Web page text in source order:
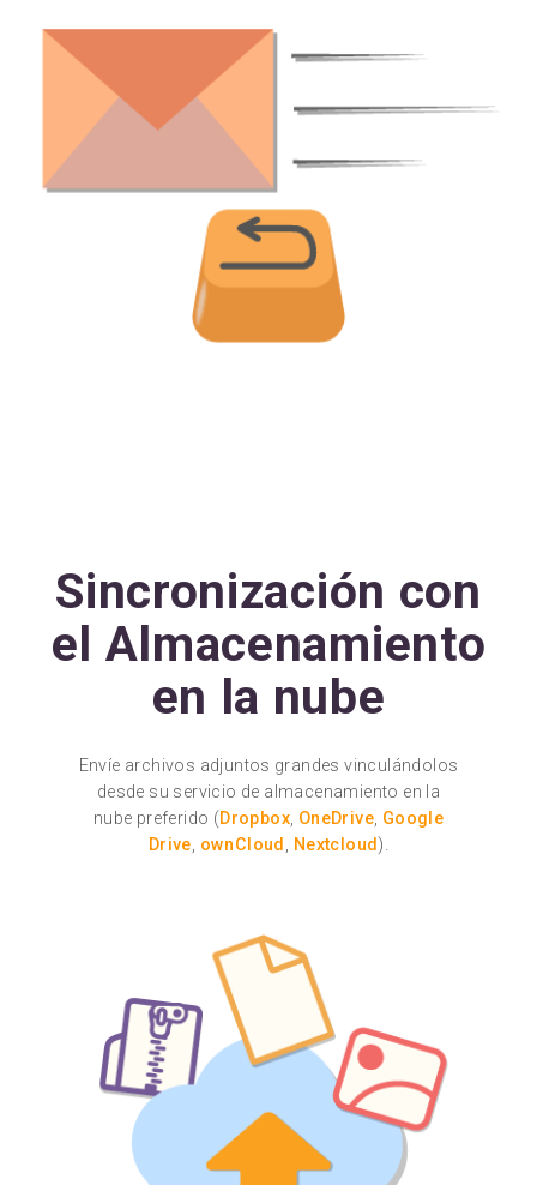
Sincronización con
el Almacenamiento
en la nube
Envíe archivos adjuntos grandes vinculándolos
desde su servicio de almacenamiento en la
nube preferido (Dropbox, OneDrive, Google
Drive, ownCloud , Nextcloud).